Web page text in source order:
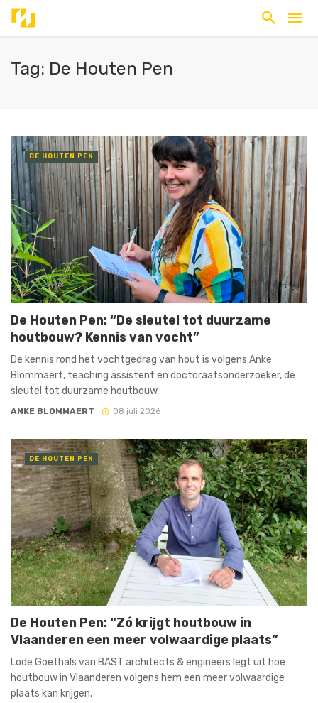
Tag: De Houten Pen
DE HOUTEN PEN
De Houten Pen: “De sleutel tot duurzame
houtbouw? Kennis van vocht”
De kennis rond het vochtgedrag van hout is volgens Anke
Blommaert, teaching assistent en doctoraatsonderzoeker, de
sleutel tot duurzame houtbouw.
ANKE BLOMMAERT 08 juli 2026
DE HOUTEN PEN
De Houten Pen: “Zó krijgt houtbouw in
Vlaanderen een meer volwaardige plaats”
Lode Goethals van BAST architects & engineers legt uit hoe
houtbouw in Vlaanderen volgens hem een meer volwaardige
plaats kan krijgen.